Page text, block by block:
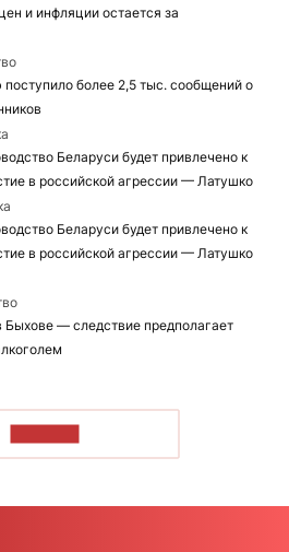
и инфляции остается за
более 2,5 тыс. сообщений о
Беларуси будет привлечено к
в российской агрессии — Латушко
Беларуси будет привлечено к
в российской агрессии — Латушко
Быхове — следствие предполагает